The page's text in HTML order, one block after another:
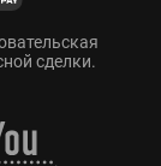
сделки.